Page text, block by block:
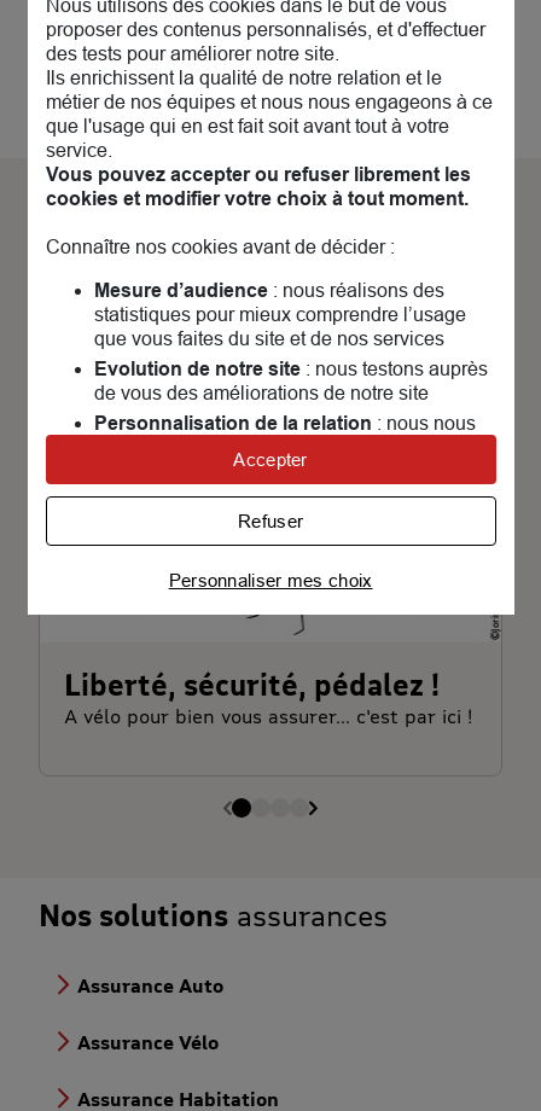
Découvrez nosactualités &
Liberté, sécurité, pédalez !
A vélo pour bien vous assurer... c'est par ici !
Nos solutions assurances
Assurance Auto
Assurance Vélo
Assurance Habitation
Nous utilisons des cookies dans le but de vous
proposer des contenus personnalisés, et d'effectuer
des tests pour améliorer notre site.
Ils enrichissent la qualité de notre relation et le
métier de nos équipes et nous nous engageons à ce
que l'usage qui en est fait soit avant tout à votre
service.
Vous pouvez accepter ou refuser librement les
cookies et modifier votre choix à tout moment.
Connaître nos cookies avant de décider :
Mesure d’audience: nous réalisons des
statistiques pour mieux comprendre l’usage
que vous faites du site et de nos services
Evolution de notre site: nous testons auprès
de vous des améliorations de notre site
Personnalisation de la relation : nous nous
et personnaliser nos offres
Univers publicitaire: nous utilisons avec nos
partenaires des cookies pour afficher des
publicités personnalisées
Connaître notre politique cookies et la liste de nos
partenaires
Personnaliser mes choix
Refuser
Accepter